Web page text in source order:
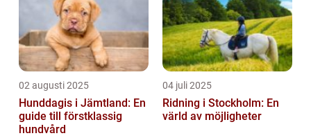
02 augusti 2025
Hunddagis i Jämtland: En
guide till förstklassig
hundvård
04 juli 2025
Ridning i Stockholm: En
värld av möjligheter